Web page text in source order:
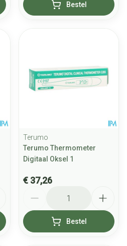
Bestel
Terumo
Terumo Thermometer
Digitaal Oksel 1
€ 37,26
Bestel